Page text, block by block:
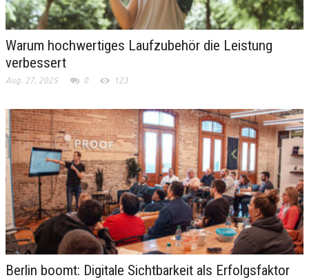
Warum hochwertiges Laufzubehör die Leistung
verbessert
Aug. 27, 2025 0 123
Berlin boomt: Digitale Sichtbarkeit als Erfolgsfaktor